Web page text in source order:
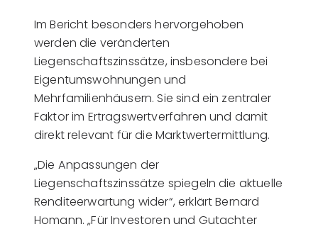
Im Bericht besonders hervorgehoben
werden die veränderten
Liegenschaftszinssätze, insbesondere bei
Eigentumswohnungen und
Mehrfamilienhäusern. Sie sind ein zentraler
Faktor im Ertragswertverfahren und damit
direkt relevant für die Marktwertermittlung.
„Die Anpassungen der
Liegenschaftszinssätze spiegeln die aktuelle
Renditeerwartung wider“, erklärt Bernard
Homann. „Für Investoren und Gutachter